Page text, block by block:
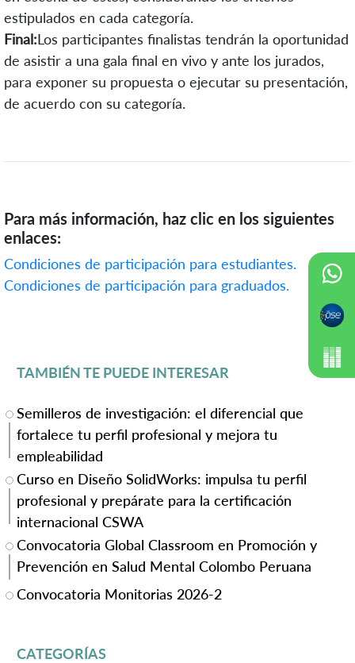
estipulados en cada categoría.
Final:Los participantes finalistas tendrán la oportunidad
de asistir a una gala final en vivo y ante los jurados,
para exponer su propuesta o ejecutar su presentación,
de acuerdo con su categoría.
Para más información, haz clic en los siguientes
enlaces:
Condiciones de participación para estudiantes.
Condiciones de participación para graduados.
TAMBIÉN TE PUEDE INTERESAR
Semilleros de investigación: el diferencial que
fortalece tu perfil profesional y mejora tu
empleabilidad
Curso en Diseño SolidWorks: impulsa tu perfil
profesional y prepárate para la certificación
internacional CSWA
Convocatoria Global Classroom en Promoción y
Prevención en Salud Mental Colombo Peruana
Convocatoria Monitorias 2026-2
CATEGORÍAS